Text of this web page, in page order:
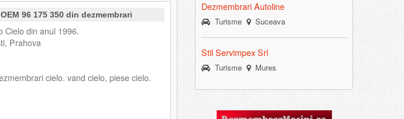
96 175 350 din dezmembrari
Cielo din anul 1996.
Prahova
cielo. vand cielo, piese cielo.
Dezmembrari Autoline
Turisme Suceava
Stil Servimpex Srl
Turisme Mures